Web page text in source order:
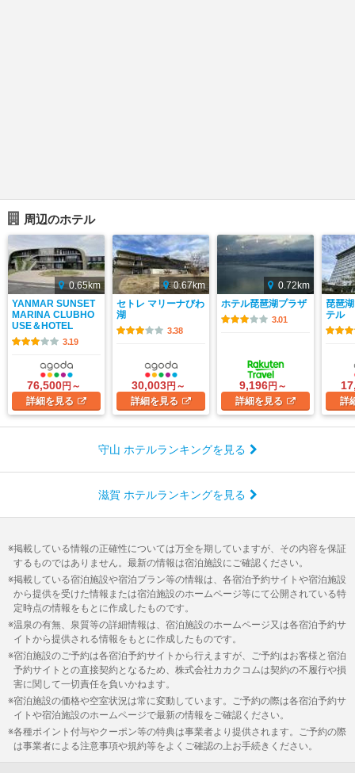
周辺のホテル
0.65km
YANMAR SUNSET
MARINA CLUBHO
USE＆HOTEL
3.19
76,500円～
詳細を見る
0.67km
セトレ マリーナびわ
湖
3.38
30,003円～
詳細を見る
0.72km
ホテル琵琶湖プラザ
3.01
9,196円～
詳細を見る
琵琶
テル
詳
守山 ホテルランキングを見る
滋賀 ホテルランキングを見る
掲載している情報の正確性については万全を期していますが、その内容を保証
するものではありません。最新の情報は宿泊施設にご確認ください。
掲載している宿泊施設や宿泊プラン等の情報は、各宿泊予約サイトや宿泊施設
から提供を受けた情報または宿泊施設のホームページ等にて公開されている特
定時点の情報をもとに作成したものです。
温泉の有無、泉質等の詳細情報は、宿泊施設のホームページ又は各宿泊予約サ
イトから提供される情報をもとに作成したものです。
宿泊施設のご予約は各宿泊予約サイトから行えますが、ご予約はお客様と宿泊
予約サイトとの直接契約となるため、株式会社カカクコムは契約の不履行や損
害に関して一切責任を負いかねます。
宿泊施設の価格や空室状況は常に変動しています。ご予約の際は各宿泊予約サ
イトや宿泊施設のホームページで最新の情報をご確認ください。
各種ポイント付与やクーポン等の特典は事業者より提供されます。ご予約の際
は事業者による注意事項や規約等をよくご確認の上お手続きください。